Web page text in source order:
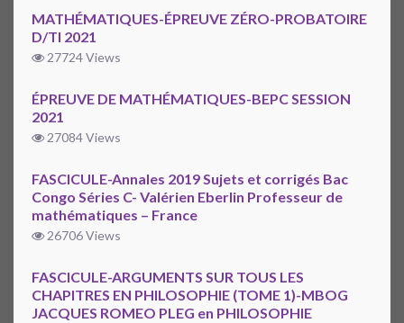
MATHÉMATIQUES-ÉPREUVE ZÉRO-PROBATOIRE
D/TI 2021
27724 Views
ÉPREUVE DE MATHÉMATIQUES-BEPC SESSION
2021
27084 Views
FASCICULE-Annales 2019 Sujets et corrigés Bac
Congo Séries C- Valérien Eberlin Professeur de
mathématiques – France
26706 Views
FASCICULE-ARGUMENTS SUR TOUS LES
CHAPITRES EN PHILOSOPHIE (TOME 1)-MBOG
JACQUES ROMEO PLEG en PHILOSOPHIE